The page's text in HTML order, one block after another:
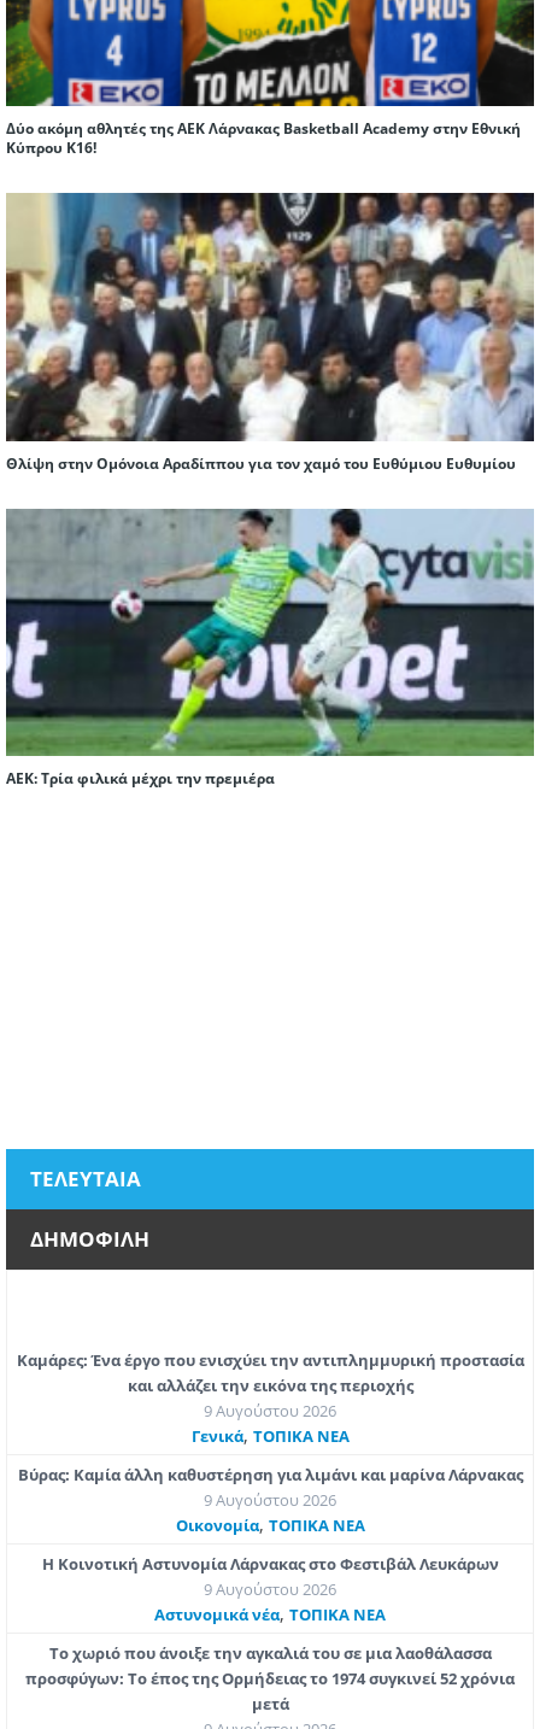
Δύο ακόμη αθλητές της ΑΕΚ Λάρνακας Basketball Academy στην Εθνική
Κύπρου Κ16!
Θλίψη στην Ομόνοια Αραδίππου για τον χαμό του Ευθύμιου Ευθυμίου
ΑΕΚ: Τρία φιλικά μέχρι την πρεμιέρα
ΤΕΛΕΥΤΑΙΑ
ΔΗΜΟΦΙΛΗ
Καμάρες: Ένα έργο που ενισχύει την αντιπλημμυρική προστασία
και αλλάζει την εικόνα της περιοχής
9 Αυγούστου 2026
Γενικά, ΤΟΠΙΚΑ ΝΕΑ
Βύρας: Καμία άλλη καθυστέρηση για λιμάνι και μαρίνα Λάρνακας
9 Αυγούστου 2026
Οικονομία, ΤΟΠΙΚΑ ΝΕΑ
Η Κοινοτική Αστυνομία Λάρνακας στο Φεστιβάλ Λευκάρων
9 Αυγούστου 2026
Aστυνομικά νέα, ΤΟΠΙΚΑ ΝΕΑ
Το χωριό που άνοιξε την αγκαλιά του σε μια λαοθάλασσα
προσφύγων: Το έπος της Ορμήδειας το 1974 συγκινεί 52 χρόνια
μετά